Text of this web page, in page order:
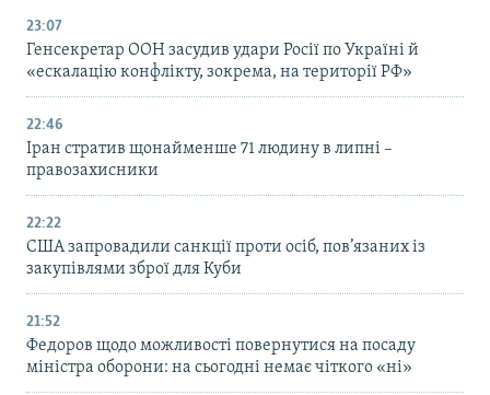
23:07
Генсекретар ООН засудив удари Росії по Україні й
«ескалацію конфлікту, зокрема, на території РФ»
22:46
Іран стратив щонайменше 71 людину в липні –
правозахисники
22:22
США запровадили санкції проти осіб, пов’язаних із
закупівлями зброї для Куби
21:52
Федоров щодо можливості повернутися на посаду
міністра оборони: на сьогодні немає чіткого «ні»